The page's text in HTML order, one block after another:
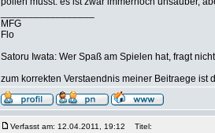
MFG
Flo
Satoru Iwata: Wer Spaß am Spielen hat, fragt
zum korrekten Verstaendnis meiner Beitraege
Verfasst am: 12.04.2011, 19:12 Titel: